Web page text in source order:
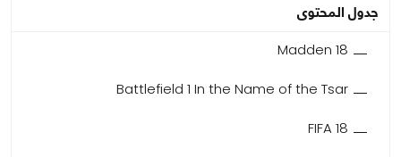
جدول المحتوى
Madden 18
Battlefield 1 In the Name of the Tsar
FIFA 18